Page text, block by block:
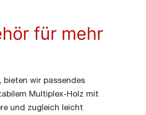
für mehr
bieten wir passendes
Multiplex-Holz mit
und zugleich leicht